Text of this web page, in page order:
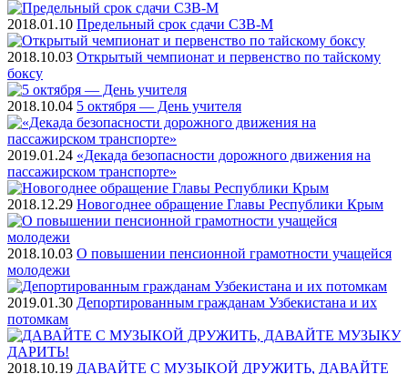
2018.01.10 Предельный срок сдачи СЗВ-М
2018.10.03 Открытый чемпионат и первенство по тайскому
боксу
2018.10.04 5 октября — День учителя
2019.01.24 «Декада безопасности дорожного движения на
пассажирском транспорте»
2018.12.29 Новогоднее обращение Главы Республики Крым
2018.10.03 О повышении пенсионной грамотности учащейся
молодежи
2019.01.30 Депортированным гражданам Узбекистана и их
потомкам
2018.10.19 ДАВАЙТЕ С МУЗЫКОЙ ДРУЖИТЬ, ДАВАЙТЕ